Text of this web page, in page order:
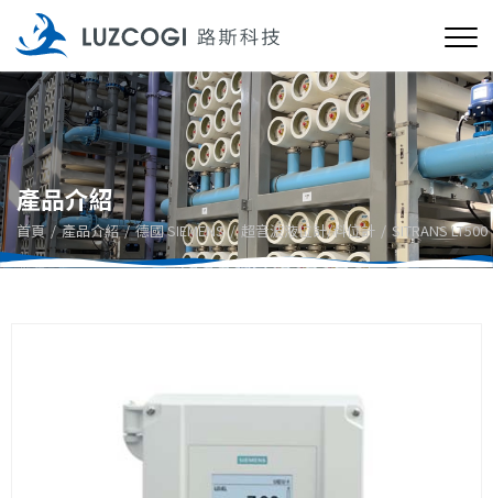
產品介紹
首頁 產品介紹 德國 SIEMENS 超音波液位計/料位計 SITRANS LT500